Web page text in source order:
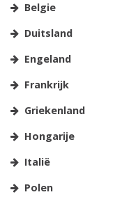
Belgie
Duitsland
Engeland
Frankrijk
Griekenland
Hongarije
Italië
Polen